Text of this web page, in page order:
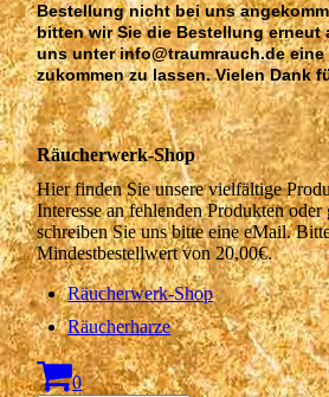
Bestellung nicht bei uns
bitten wir Sie die Bestellung erneut
uns unter info@traumrauch.de
zukommen zu lassen. Vielen Dank
Räucherwerk-Shop
Hier finden Sie unsere vielfältige
Interesse an fehlenden Produkten
schreiben Sie uns bitte eine eMail.
Mindestbestellwert von 20,00€.
Räucherwerk-Shop
Räucherharze
0